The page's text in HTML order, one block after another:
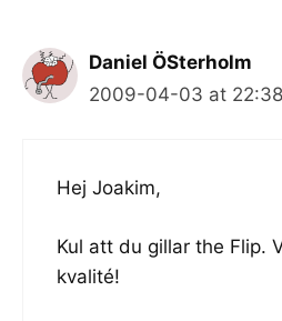
Daniel ÖSterholm
2009-04-03 at 22:38
Hej Joakim,
Kul att du gillar the Flip.
kvalité!